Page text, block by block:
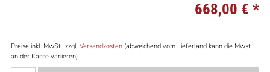
668,00 € *
Preise inkl. MwSt., zzgl. Versandkosten(abweichend vom Lieferland kann die Mwst.
an der Kasse variieren)